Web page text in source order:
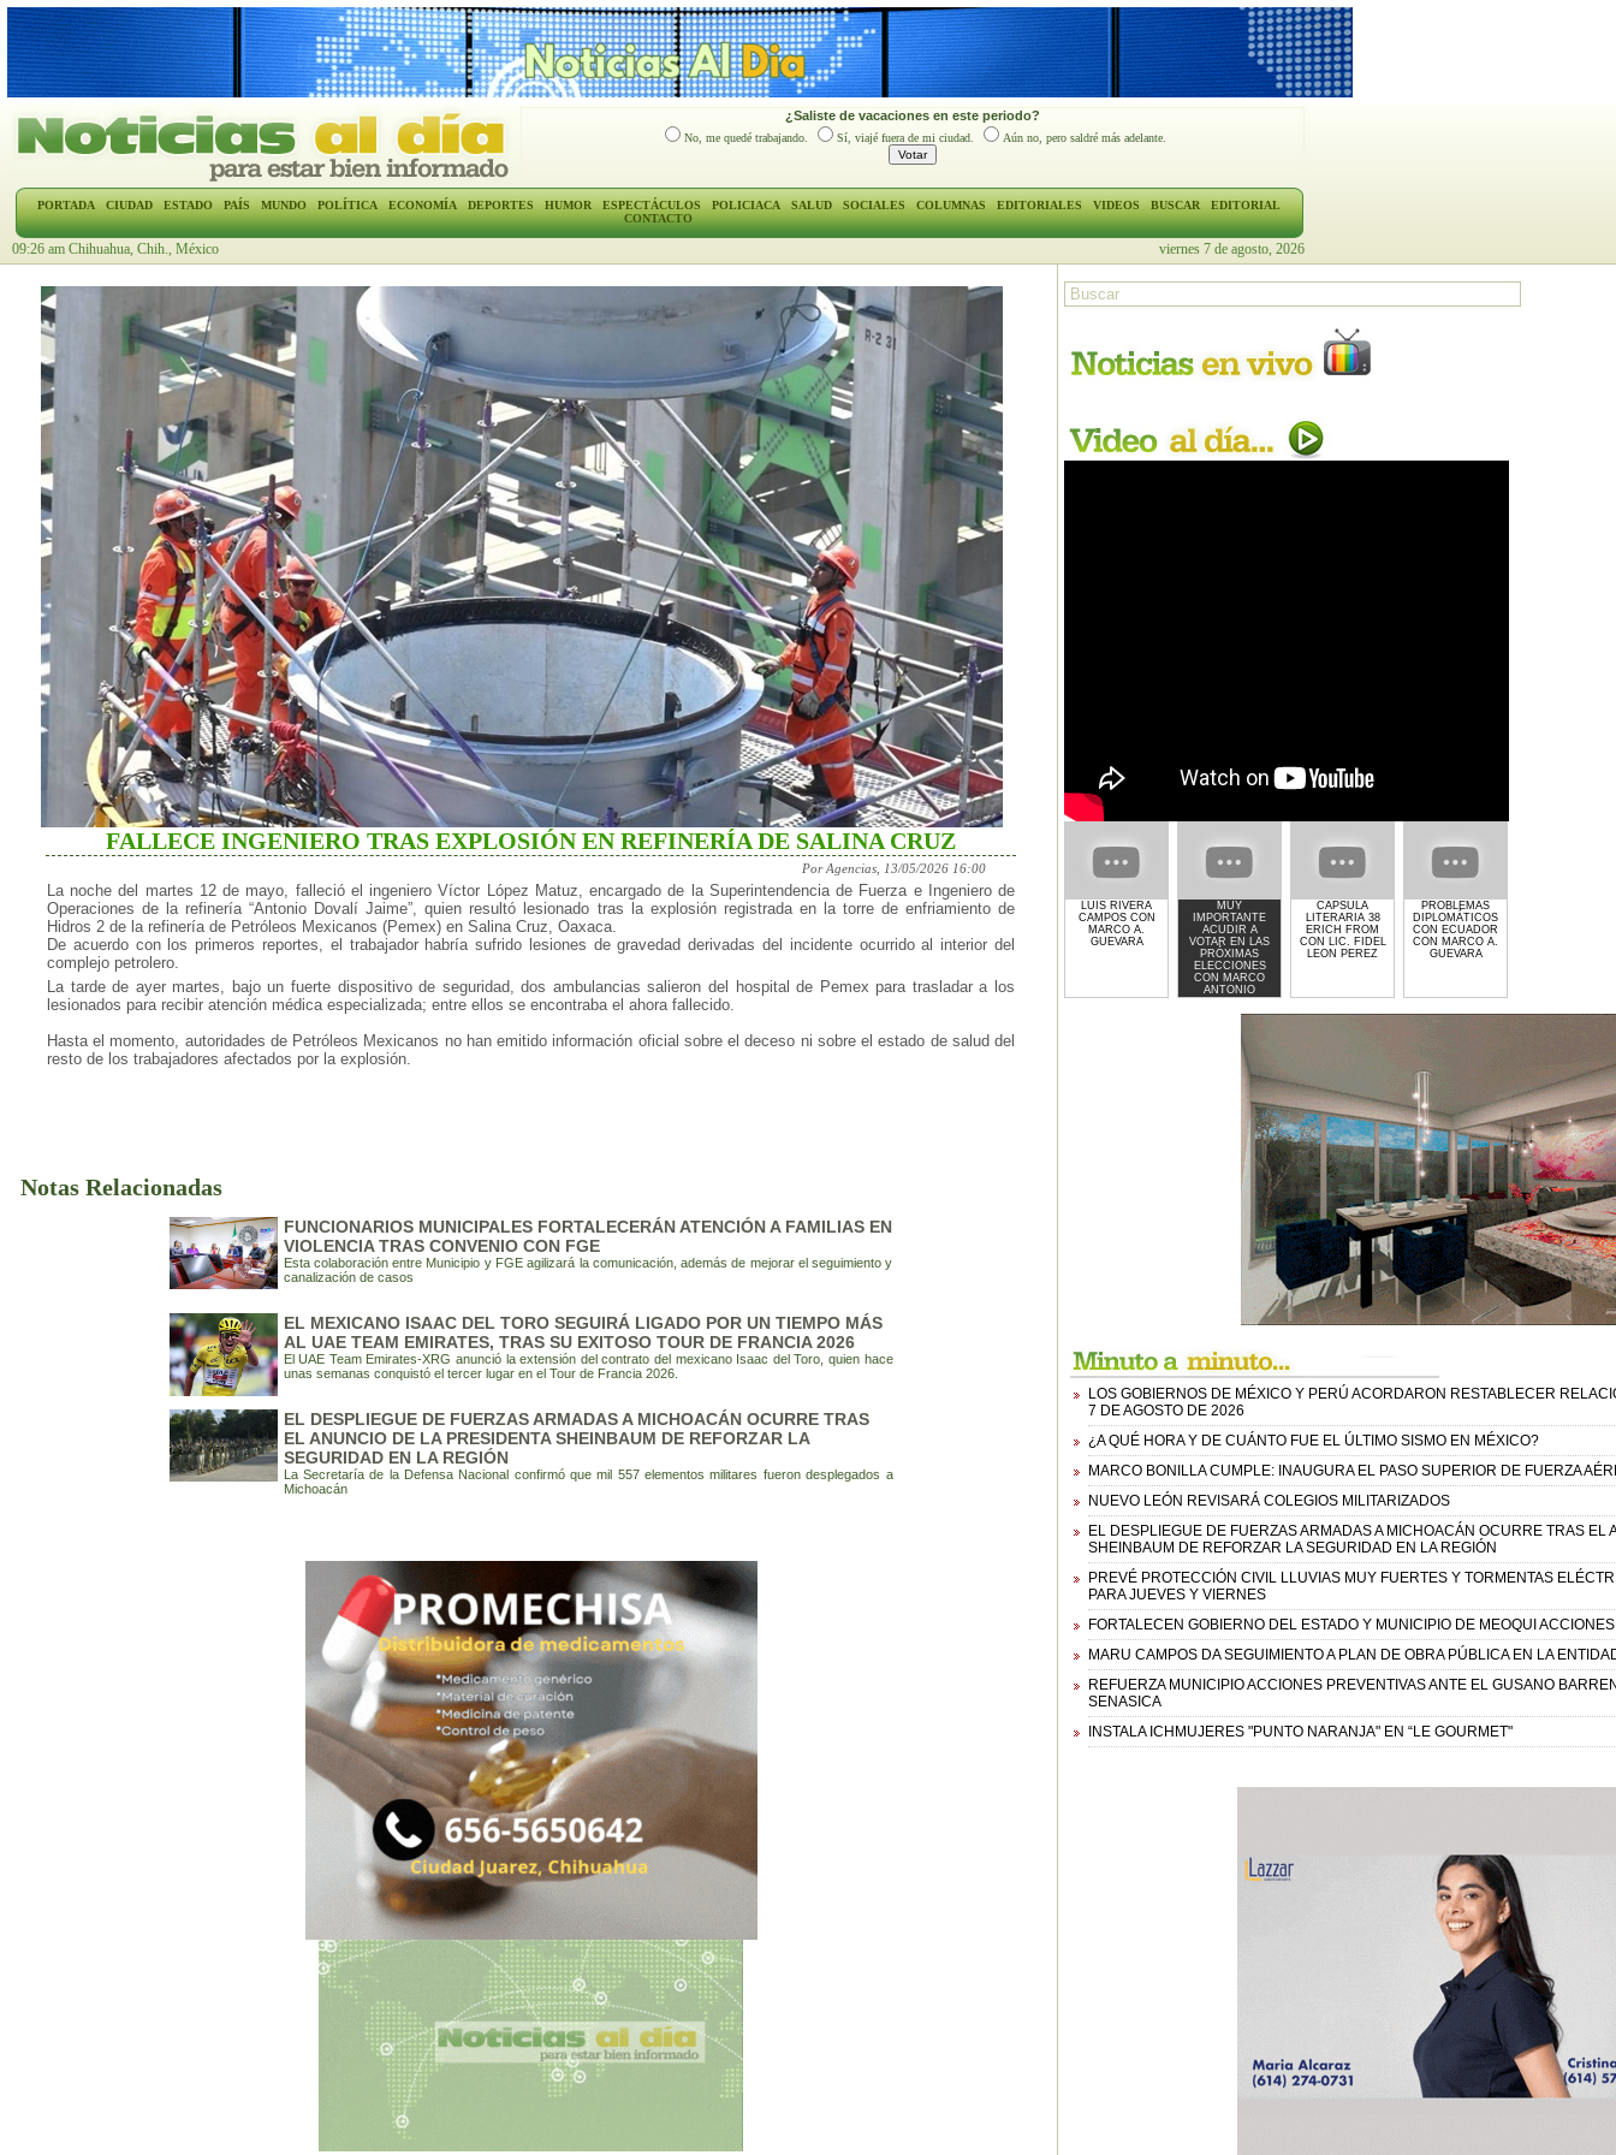
¿Saliste de vacaciones en este periodo?
No, me quedé trabajando. Sí, viajé fuera de mi ciudad. Aún no, pero saldré más adelante.
PORTADA CIUDAD ESTADO PAÍS MUNDO POLÍTICA ECONOMÍA DEPORTES HUMOR ESPECTÁCULOS POLICIACA SALUD SOCIALES COLUMNAS EDITORIALES VIDEOS BUSCAR
EDITORIAL
CONTACTO
09:26 am Chihuahua, Chih., México viernes 7 de agosto, 2026
FALLECE INGENIERO TRAS EXPLOSIÓN EN REFINERÍA DE SALINA CRUZ
Por Agencias, 13/05/2026 16:00
La noche del martes 12 de mayo, falleció el ingeniero Víctor López Matuz, encargado de la Superintendencia de Fuerza e Ingeniero de
Operaciones de la refinería “Antonio Dovalí Jaime”, quien resultó lesionado tras la explosión registrada en la torre de enfriamiento de
Hidros 2 de la refinería de Petróleos Mexicanos (Pemex) en Salina Cruz, Oaxaca.
De acuerdo con los primeros reportes, el trabajador habría sufrido lesiones de gravedad derivadas del incidente ocurrido al interior del
complejo petrolero.
La tarde de ayer martes, bajo un fuerte dispositivo de seguridad, dos ambulancias salieron del hospital de Pemex para trasladar a los
lesionados para recibir atención médica especializada; entre ellos se encontraba el ahora fallecido.
Hasta el momento, autoridades de Petróleos Mexicanos no han emitido información oficial sobre el deceso ni sobre el estado de salud del
resto de los trabajadores afectados por la explosión.
Notas Relacionadas
FUNCIONARIOS MUNICIPALES FORTALECERÁN ATENCIÓN A FAMILIAS EN
VIOLENCIA TRAS CONVENIO CON FGE
Esta colaboración entre Municipio y FGE agilizará la comunicación, además de mejorar el seguimiento y
canalización de casos
EL MEXICANO ISAAC DEL TORO SEGUIRÁ LIGADO POR UN TIEMPO MÁS
AL UAE TEAM EMIRATES, TRAS SU EXITOSO TOUR DE FRANCIA 2026
El UAE Team Emirates-XRG anunció la extensión del contrato del mexicano Isaac del Toro, quien hace
unas semanas conquistó el tercer lugar en el Tour de Francia 2026.
EL DESPLIEGUE DE FUERZAS ARMADAS A MICHOACÁN OCURRE TRAS
EL ANUNCIO DE LA PRESIDENTA SHEINBAUM DE REFORZAR LA
SEGURIDAD EN LA REGIÓN
La Secretaría de la Defensa Nacional confirmó que mil 557 elementos militares fueron desplegados a
Michoacán
LUIS RIVERA
CAMPOS CON
MARCO A.
GUEVARA
MUY
IMPORTANTE
ACUDIR A
VOTAR EN LAS
PRÓXIMAS
ELECCIONES
CON MARCO
ANTONIO
GUEVARA
CAPSULA
LITERARIA 38
ERICH FROM
CON LIC. FIDEL
LEON PEREZ
PROBLEMAS
DIPLOMÁTICOS
CON ECUADOR
CON MARCO A.
GUEVARA
LOS GOBIERNOS DE MÉXICO Y PERÚ ACORDARON RESTABLECER
7 DE AGOSTO DE 2026
¿A QUÉ HORA Y DE CUÁNTO FUE EL ÚLTIMO SISMO EN MÉXICO?
MARCO BONILLA CUMPLE: INAUGURA EL PASO SUPERIOR DE FUERZA
NUEVO LEÓN REVISARÁ COLEGIOS MILITARIZADOS
EL DESPLIEGUE DE FUERZAS ARMADAS A MICHOACÁN OCURRE TRAS EL
SHEINBAUM DE REFORZAR LA SEGURIDAD EN LA REGIÓN
PREVÉ PROTECCIÓN CIVIL LLUVIAS MUY FUERTES Y TORMENTAS
PARA JUEVES Y VIERNES
FORTALECEN GOBIERNO DEL ESTADO Y MUNICIPIO DE MEOQUI
MARU CAMPOS DA SEGUIMIENTO A PLAN DE OBRA PÚBLICA EN LA
REFUERZA MUNICIPIO ACCIONES PREVENTIVAS ANTE EL GUSANO
SENASICA
INSTALA ICHMUJERES "PUNTO NARANJA" EN “LE GOURMET"